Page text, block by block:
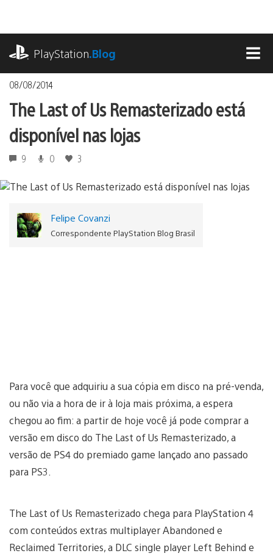
o
conteúdoPlayStation.Blog
08/08/2014
The Last of Us Remasterizado está
disponível nas lojas
9 0 3
Felipe Covanzi
Correspondente PlayStation Blog Brasil
Para você que adquiriu a sua cópia em disco na pré-venda,
ou não via a hora de ir à loja mais próxima, a espera
chegou ao fim: a partir de hoje você já pode comprar a
versão em disco do The Last of Us Remasterizado, a
versão de PS4 do premiado game lançado ano passado
para PS3.
The Last of Us Remasterizado chega para PlayStation 4
com conteúdos extras multiplayer Abandoned e
Reclaimed Territories, a DLC single player Left Behind e